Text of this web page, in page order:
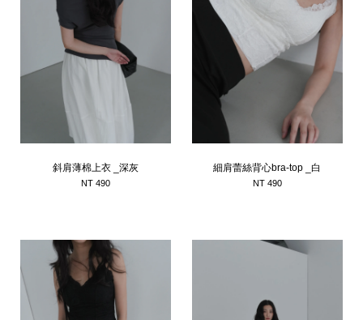
斜肩薄棉上衣 _深灰
NT 490
細肩蕾絲背心bra-top _白
NT 490